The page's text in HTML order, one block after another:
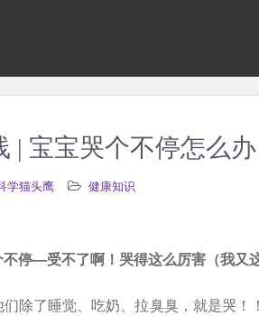
| 宝宝哭个不停怎么办
学猫头鹰 健康知识
停—受不了啊！哭得这么厉害（我又
除了睡觉、吃奶、拉臭臭，就是哭！